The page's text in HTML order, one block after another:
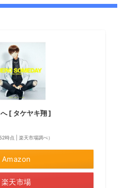
[ タケヤキ翔 ]
時点 | 楽天市場調べ）
Amazon
楽天市場